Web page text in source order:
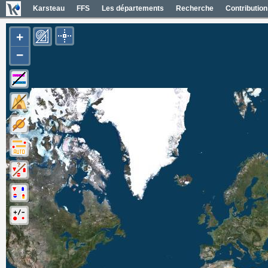
Karsteau FFS Les départements Recherche Contribution
+
−
Photos aériennes France
Mapas geol 1/50000 España
Mapas IGN España
Fotos aéreas España
Photos aériennes ESRI
Carte OpenTopoMap